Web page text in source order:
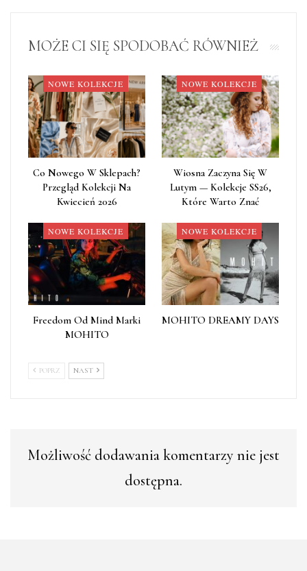
MOŻE CI SIĘ SPODOBAĆ RÓWNIEŻ
NOWE KOLEKCJE
Co Nowego W Sklepach?
Przegląd Kolekcji Na
Kwiecień 2026
NOWE KOLEKCJE
Wiosna Zaczyna Się W
Lutym — Kolekcje SS26,
Które Warto Znać
NOWE KOLEKCJE
Freedom Od Mind Marki
MOHITO
NOWE KOLEKCJE
MOHITO DREAMY DAYS
POPRZ NAST
Możliwość dodawania komentarzy nie jest
dostępna.